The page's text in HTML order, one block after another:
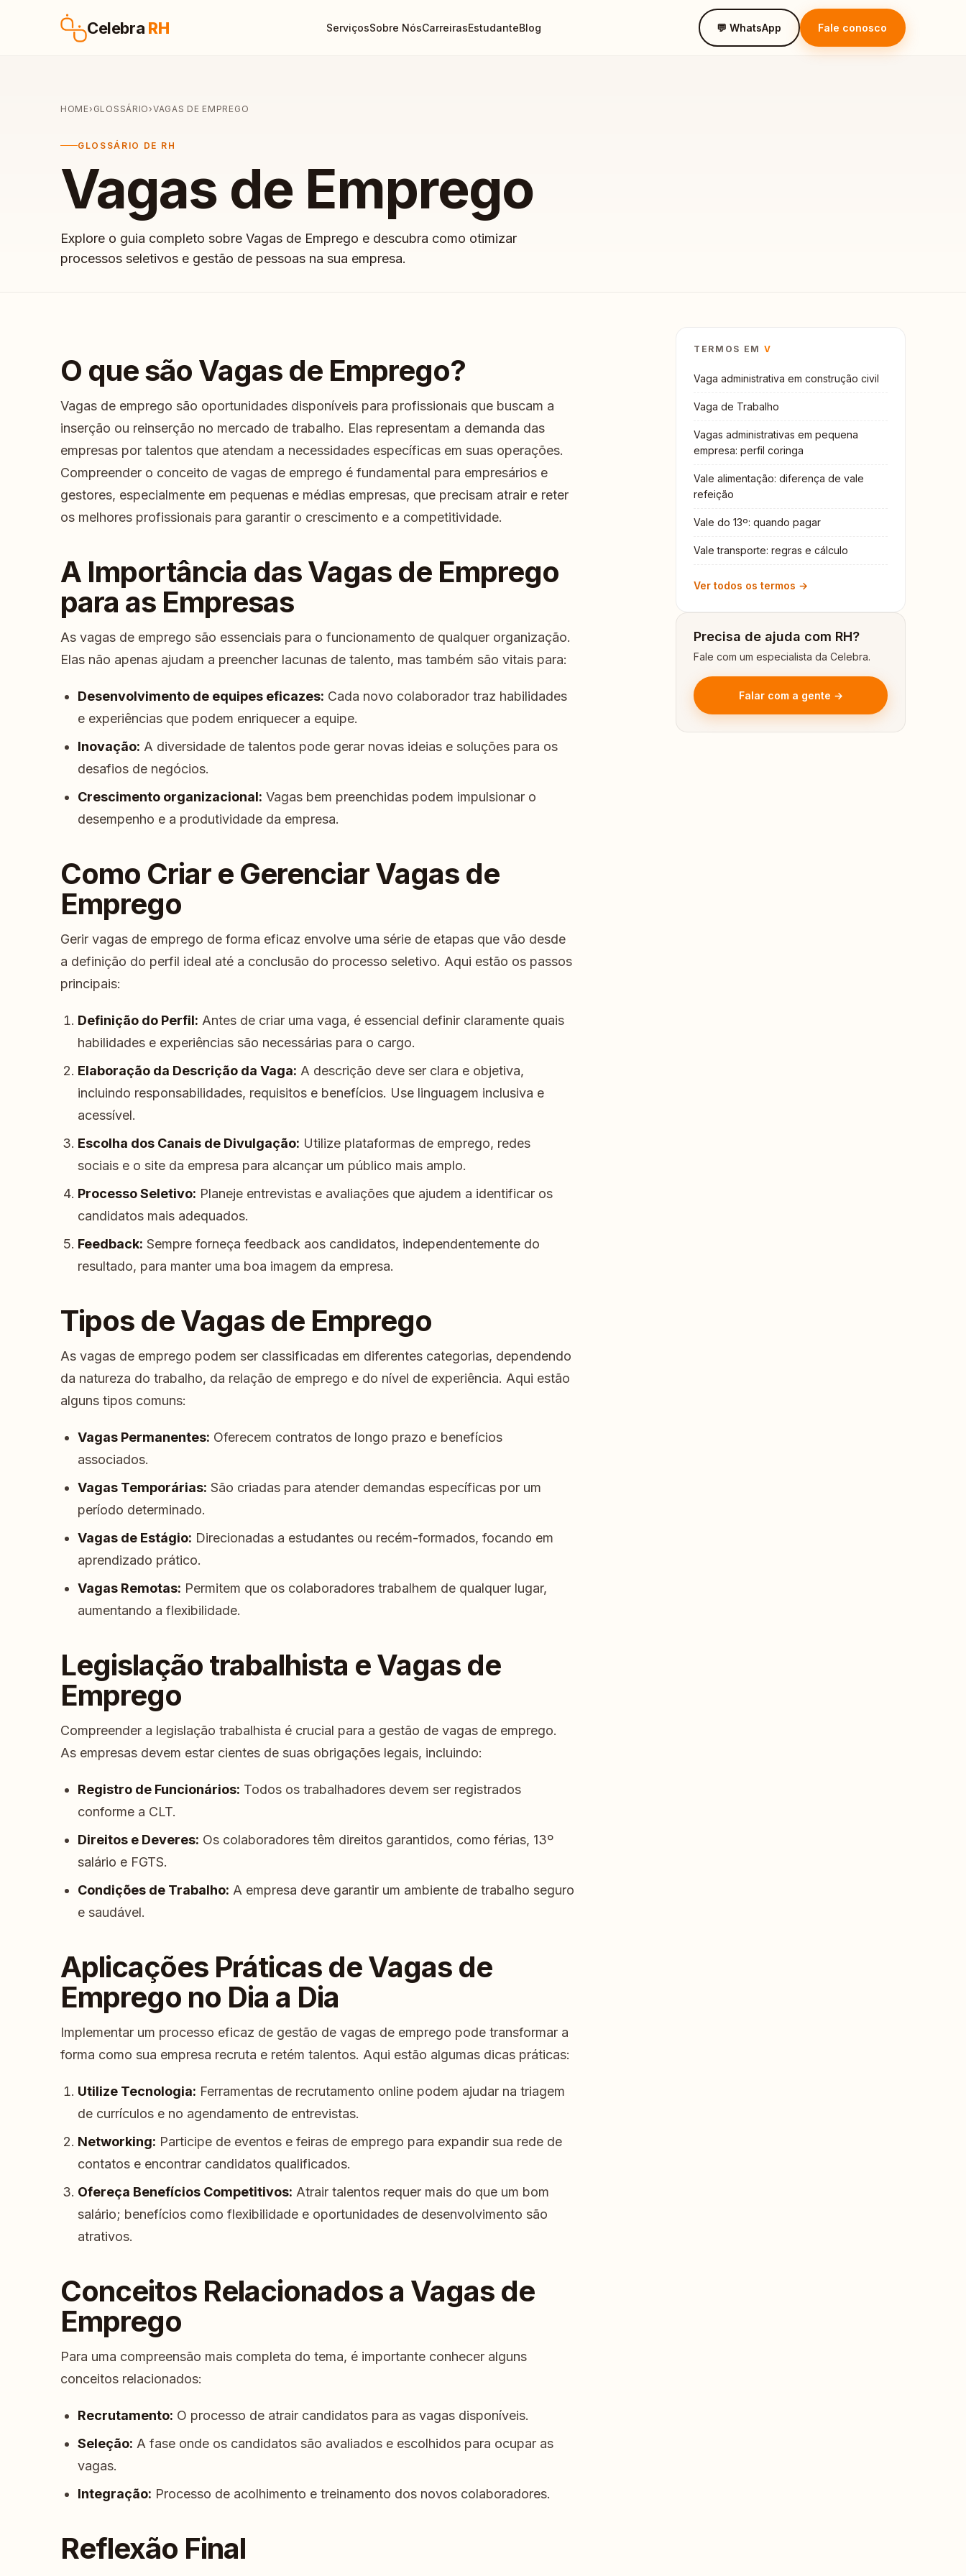
Celebra RH ServiçosSobre NósCarreirasEstudanteBlog 💬 WhatsApp Fale conosco
HOME› GLOSSÁRIO›VAGAS DE EMPREGO
GLOSSÁRIO DE RH
Vagas de Emprego
Explore o guia completo sobre Vagas de Emprego e descubra como otimizar
processos seletivos e gestão de pessoas na sua empresa.
O que são Vagas de Emprego?
Vagas de emprego são oportunidades disponíveis para profissionais que buscam a
inserção ou reinserção no mercado de trabalho. Elas representam a demanda das
empresas por talentos que atendam a necessidades específicas em suas operações.
Compreender o conceito de vagas de emprego é fundamental para empresários e
gestores, especialmente em pequenas e médias empresas, que precisam atrair e reter
os melhores profissionais para garantir o crescimento e a competitividade.
A Importância das Vagas de Emprego
para as Empresas
As vagas de emprego são essenciais para o funcionamento de qualquer organização.
Elas não apenas ajudam a preencher lacunas de talento, mas também são vitais para:
Desenvolvimento de equipes eficazes: Cada novo colaborador traz habilidades
e experiências que podem enriquecer a equipe.
Inovação: A diversidade de talentos pode gerar novas ideias e soluções para os
desafios de negócios.
Crescimento organizacional: Vagas bem preenchidas podem impulsionar o
desempenho e a produtividade da empresa.
Como Criar e Gerenciar Vagas de
Emprego
Gerir vagas de emprego de forma eficaz envolve uma série de etapas que vão desde
a definição do perfil ideal até a conclusão do processo seletivo. Aqui estão os passos
principais:
Definição do Perfil: Antes de criar uma vaga, é essencial definir claramente quais
habilidades e experiências são necessárias para o cargo.
Elaboração da Descrição da Vaga: A descrição deve ser clara e objetiva,
incluindo responsabilidades, requisitos e benefícios. Use linguagem inclusiva e
acessível.
Escolha dos Canais de Divulgação: Utilize plataformas de emprego, redes
sociais e o site da empresa para alcançar um público mais amplo.
Processo Seletivo: Planeje entrevistas e avaliações que ajudem a identificar os
candidatos mais adequados.
Feedback: Sempre forneça feedback aos candidatos, independentemente do
resultado, para manter uma boa imagem da empresa.
Tipos de Vagas de Emprego
As vagas de emprego podem ser classificadas em diferentes categorias, dependendo
da natureza do trabalho, da relação de emprego e do nível de experiência. Aqui estão
alguns tipos comuns:
Vagas Permanentes: Oferecem contratos de longo prazo e benefícios
associados.
Vagas Temporárias: São criadas para atender demandas específicas por um
período determinado.
Vagas de Estágio: Direcionadas a estudantes ou recém-formados, focando em
aprendizado prático.
Vagas Remotas: Permitem que os colaboradores trabalhem de qualquer lugar,
aumentando a flexibilidade.
Legislação trabalhista e Vagas de
Emprego
Compreender a legislação trabalhista é crucial para a gestão de vagas de emprego.
As empresas devem estar cientes de suas obrigações legais, incluindo:
Registro de Funcionários: Todos os trabalhadores devem ser registrados
conforme a CLT.
Direitos e Deveres: Os colaboradores têm direitos garantidos, como férias, 13º
salário e FGTS.
Condições de Trabalho: A empresa deve garantir um ambiente de trabalho seguro
e saudável.
Aplicações Práticas de Vagas de
Emprego no Dia a Dia
Implementar um processo eficaz de gestão de vagas de emprego pode transformar a
forma como sua empresa recruta e retém talentos. Aqui estão algumas dicas práticas:
Utilize Tecnologia: Ferramentas de recrutamento online podem ajudar na triagem
de currículos e no agendamento de entrevistas.
Networking: Participe de eventos e feiras de emprego para expandir sua rede de
contatos e encontrar candidatos qualificados.
Ofereça Benefícios Competitivos: Atrair talentos requer mais do que um bom
salário; benefícios como flexibilidade e oportunidades de desenvolvimento são
atrativos.
Conceitos Relacionados a Vagas de
Emprego
Para uma compreensão mais completa do tema, é importante conhecer alguns
conceitos relacionados:
Recrutamento: O processo de atrair candidatos para as vagas disponíveis.
Seleção: A fase onde os candidatos são avaliados e escolhidos para ocupar as
vagas.
Integração: Processo de acolhimento e treinamento dos novos colaboradores.
Reflexão Final
TERMOS EM V
Vaga administrativa em construção civil
Vaga de Trabalho
Vagas administrativas em pequena
empresa: perfil coringa
Vale alimentação: diferença de vale
refeição
Vale do 13º: quando pagar
Vale transporte: regras e cálculo
Ver todos os termos →
Precisa de ajuda com RH?
Fale com um especialista da Celebra.
Falar com a gente →